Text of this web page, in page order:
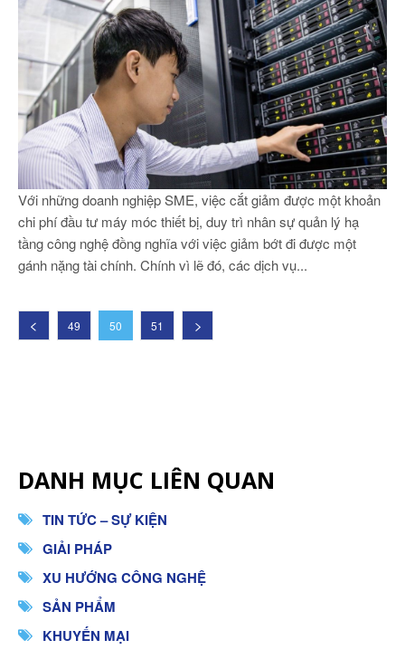
Với những doanh nghiệp SME, việc cắt giảm được một khoản
chi phí đầu tư máy móc thiết bị, duy trì nhân sự quản lý hạ
tầng công nghệ đồng nghĩa với việc giảm bớt đi được một
gánh nặng tài chính. Chính vì lẽ đó, các dịch vụ...
49 50 51
DANH MỤC LIÊN QUAN
TIN TỨC – SỰ KIỆN
GIẢI PHÁP
XU HƯỚNG CÔNG NGHỆ
SẢN PHẨM
KHUYẾN MẠI